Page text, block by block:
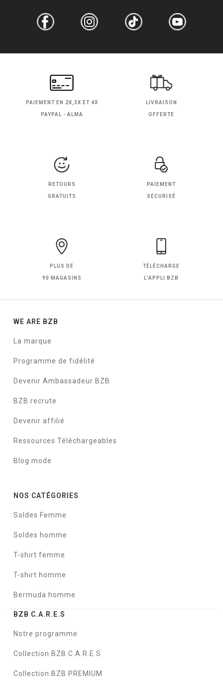
PAIEMENT EN 2X,3X ET 4X
PAYPAL - ALMA
LIVRAISON
OFFERTE
RETOURS
GRATUITS
PAIEMENT
SÉCURISÉ
PLUS DE
90 MAGASINS
TÉLÉCHARGE
L'APPLI BZB
WE ARE BZB
La marque
Programme de fidélité
Devenir Ambassadeur BZB
BZB recrute
Devenir affilié
Ressources Téléchargeables
Blog mode
NOS CATÉGORIES
Soldes Femme
Soldes homme
T-shirt femme
T-shirt homme
Bermuda homme
BZB C.A.R.E.S
Notre programme
Collection BZB C.A.R.E.S
Collection BZB PREMIUM